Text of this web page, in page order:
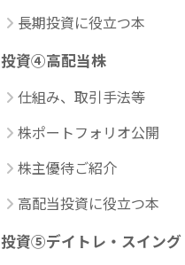
長期投資に役立つ本
投資④高配当株
仕組み、取引手法等
株ポートフォリオ公開
株主優待ご紹介
高配当投資に役立つ本
投資⑤デイトレ・スイング